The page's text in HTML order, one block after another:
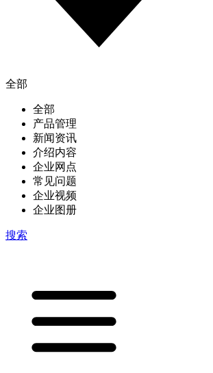
全部
全部
产品管理
新闻资讯
介绍内容
企业网点
常见问题
企业视频
企业图册
搜索